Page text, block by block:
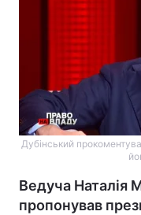
Дубінський
Ведуча Наталія
пропонував